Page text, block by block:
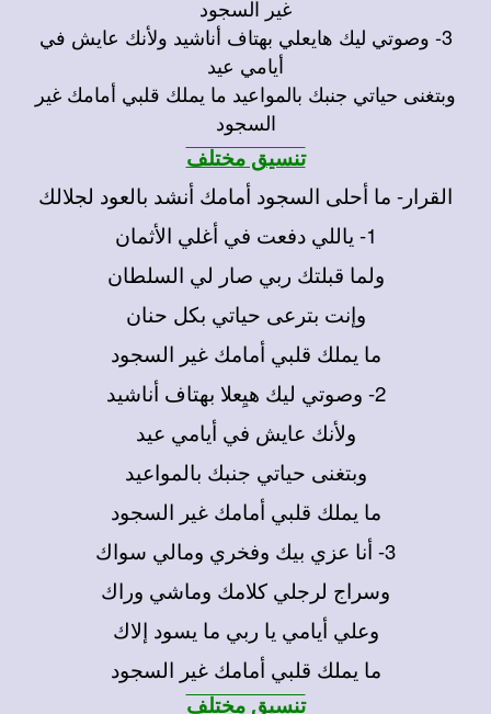
غير السجود
3- وصوتي ليك هايعلي بهتاف أناشيد ولأنك عايش في
أيامي عيد
وبتغنى حياتي جنبك بالمواعيد ما يملك قلبي أمامك غير
السجود
تنسيق مختلف
القرار- ما أحلى السجود أمامك أنشد بالعود لجلالك
1- ياللي دفعت في أغلي الأثمان
ولما قبلتك ربي صار لي السلطان
وإنت بترعى حياتي بكل حنان
ما يملك قلبي أمامك غير السجود
2- وصوتي ليك هيِعلا بهتاف أناشيد
ولأنك عايش في أيامي عيد
وبتغنى حياتي جنبك بالمواعيد
ما يملك قلبي أمامك غير السجود
3- أنا عزي بيك وفخري ومالي سواك
وسراج لرجلي كلامك وماشي وراك
وعلي أيامي يا ربي ما يسود إلاك
ما يملك قلبي أمامك غير السجود
تنسيق مختلف